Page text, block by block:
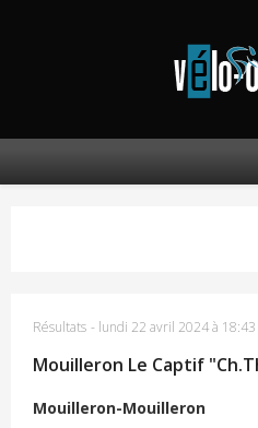
Résultats - lundi 22 avril 2024 à 18:43
Mouilleron Le Captif
Mouilleron-Mouilleron